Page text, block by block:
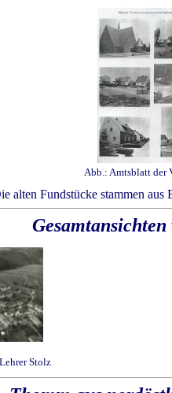
Abb.: Amtsblatt der
alten Fundstücke stammen aus
Stolz